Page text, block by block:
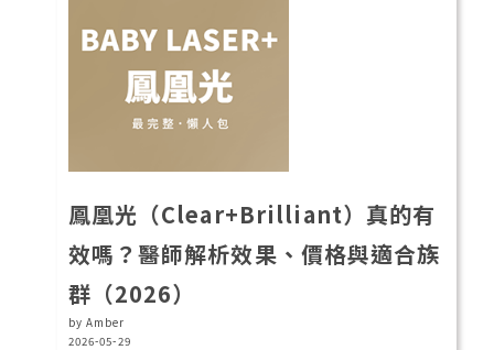
鳳凰光（Clear+Brilliant）真的有
效嗎？醫師解析效果、價格與適合族
群（2026）
by Amber
2026-05-29